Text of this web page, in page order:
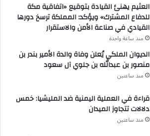
العثيم يهنئ القيادة بتوقيع «اتفاقية مكة
للدفاع المشترك» ويؤكد: المملكة ترسخ دورها
القيادي في صناعة الأمن والاستقرار
منذ ساعة واحدة
الديوان الملكي يُعلن وفاة والدة الأمير بندر بن
منصور بن عبدالله بن جلوي آل سعود
منذ ساعتين
قراءة في العملية اليمنية ضد المليشيا: خمس
دلالات تتجاوز الميدان
منذ ساعتين